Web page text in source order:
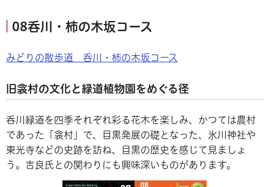
08呑川・柿の木坂コース
みどりの散歩道 呑川・柿の木坂コース
旧衾村の文化と緑道植物園をめぐる径
呑川緑道を四季それぞれ彩る花木を楽しみ、かつては農村
であった「衾村」で、目黒発展の礎となった、氷川神社や
東光寺などの史跡を訪ね、目黒の歴史を感じて見ましょ
う。吉良氏との関わりにも興味深いものがあります。